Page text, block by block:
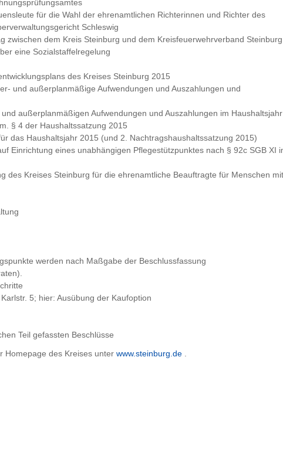
für die Wahl der ehrenamtlichen Richterinnen und Richter des
Schleswig
zwischen dem Kreis Steinburg und dem Kreisfeuerwehrverband Steinburg
eine Sozialstaffelregelung
des Kreises Steinburg 2015
und außerplanmäßige Aufwendungen und Auszahlungen und
außerplanmäßigen Aufwendungen und Auszahlungen im Haushaltsjahr
§ 4 der Haushaltssatzung 2015
das Haushaltsjahr 2015 (und 2. Nachtragshaushaltssatzung 2015)
Einrichtung eines unabhängigen Pflegestützpunktes nach § 92c SGB XI
des Kreises Steinburg für die ehrenamtliche Beauftragte für Menschen mit
werden nach Maßgabe der Beschlussfassung
5; hier: Ausübung der Kaufoption
Teil gefassten Beschlüsse
Homepage des Kreises unter www.steinburg.de